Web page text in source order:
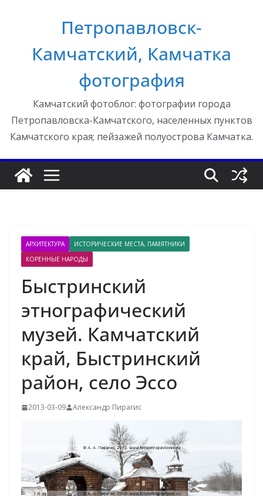
Петропавловск-
Камчатский, Камчатка
фотография
Камчатский фотоблог: фотографии города
Петропавловска-Камчатского, населенных пунктов
Камчатского края; пейзажей полуострова Камчатка.
АРХИТЕКТУРА
ИСТОРИЧЕСКИЕ МЕСТА, ПАМЯТНИКИ
КОРЕННЫЕ НАРОДЫ
Быстринский
этнографический
музей. Камчатский
край, Быстринский
район, село Эссо
2013-03-09 Александр Пирагис